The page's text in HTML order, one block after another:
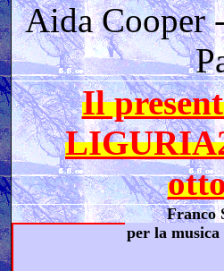
Aida Cooper
Il
per la